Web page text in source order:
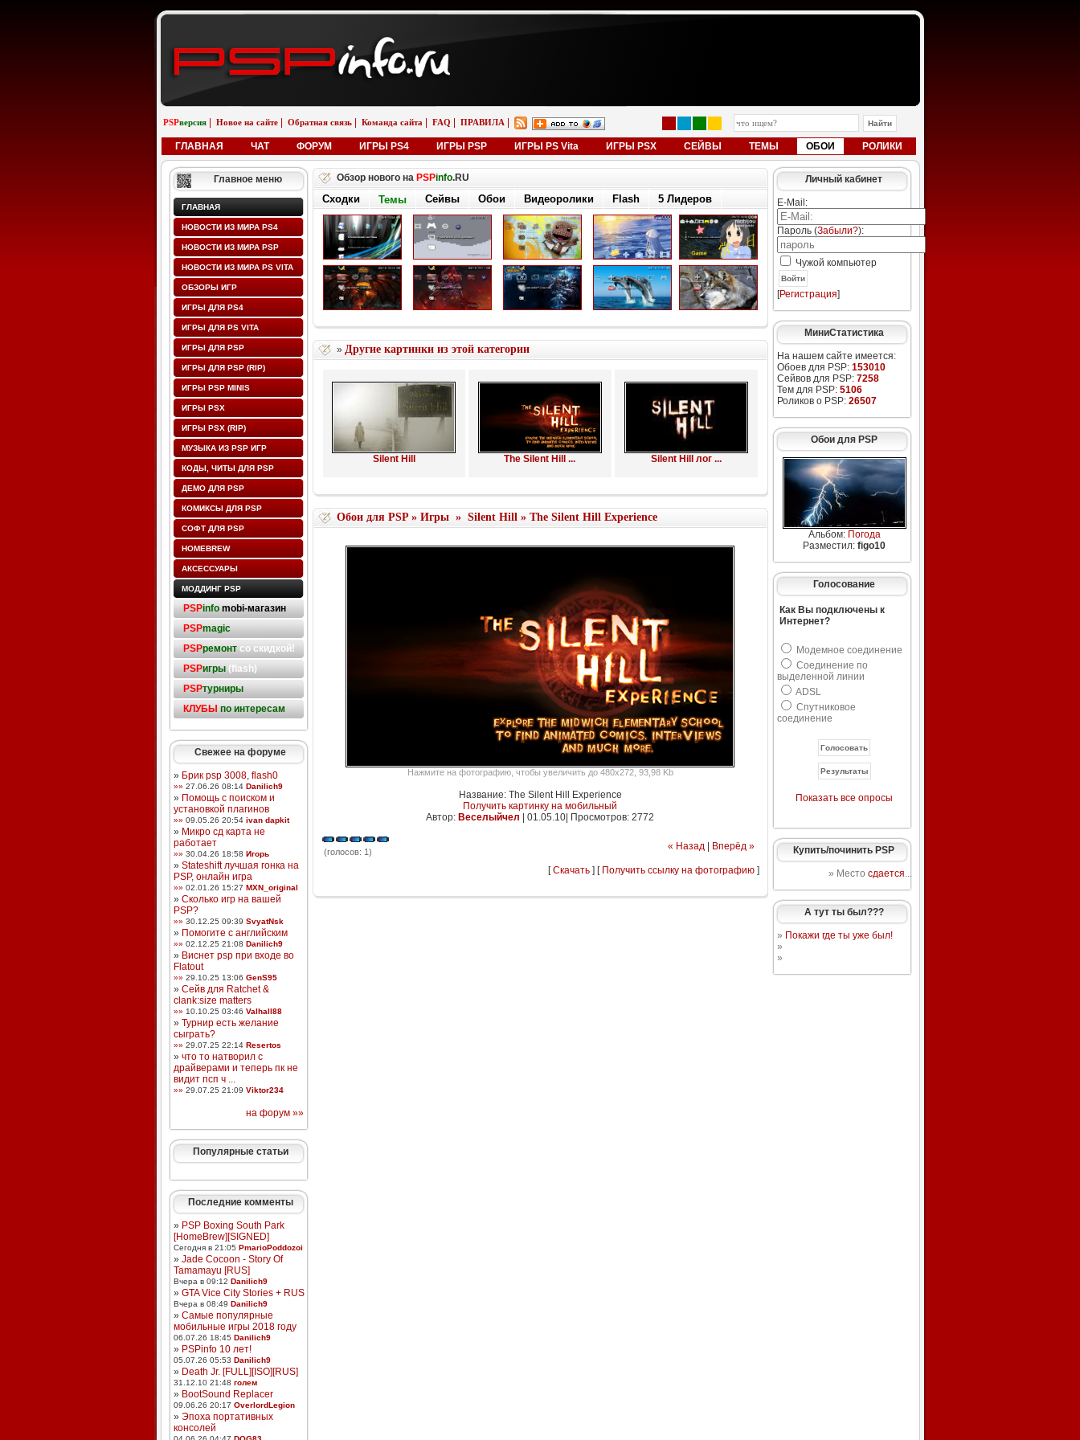
PSPверсия Новое на сайте Обратная связь Команда сайта FAQ ПРАВИЛА
ГЛАВНАЯ ЧАТ ФОРУМ ИГРЫ PS4 ИГРЫ PSP ИГРЫ PS Vita ИГРЫ PSX СЕЙВЫ ТЕМЫ ОБОИ РОЛИКИ
Главное меню
ГЛАВНАЯ
НОВОСТИ ИЗ МИРА PS4
НОВОСТИ ИЗ МИРА PSP
НОВОСТИ ИЗ МИРА PS VITA
ОБЗОРЫ ИГР
ИГРЫ ДЛЯ PS4
ИГРЫ ДЛЯ PS VITA
ИГРЫ ДЛЯ PSP
ИГРЫ ДЛЯ PSP (RIP)
ИГРЫ PSP MINIS
ИГРЫ PSX
ИГРЫ PSX (RIP)
МУЗЫКА ИЗ PSP ИГР
КОДЫ, ЧИТЫ ДЛЯ PSP
ДЕМО ДЛЯ PSP
КОМИКСЫ ДЛЯ PSP
СОФТ ДЛЯ PSP
HOMEBREW
АКСЕССУАРЫ
МОДДИНГ PSP
PSPinfo mobi-магазин
PSPmagic
PSPремонтсо скидкой!
PSPигры(flash)
PSPтурниры
КЛУБЫ по интересам
Свежее на форуме
» Брик psp 3008, flash0
»» 27.06.26 08:14 Danilich9
» Помощь с поиском и
установкой плагинов
»» 09.05.26 20:54 ivan dapkit
» Микро сд карта не
работает
»» 30.04.26 18:58 Игорь
» Stateshift лучшая гонка на
PSP, онлайн игра
»» 02.01.26 15:27 MXN_original
» Сколько игр на вашей
PSP?
»» 30.12.25 09:39 SvyatNsk
» Помогите с английским
»» 02.12.25 21:08 Danilich9
» Виснет psp при входе во
Flatout
»» 29.10.25 13:06 GenS95
» Сейв для Ratchet &
clank:size matters
»» 10.10.25 03:46 Valhall88
» Турнир есть желание
сыграть?
»» 29.07.25 22:14 Resertos
» что то натворил с
драйверами и теперь пк не
видит псп ч ...
»» 29.07.25 21:09 Viktor234
на форум »»
Популярные статьи
Последние комменты
» PSP Boxing South Park
[HomeBrew][SIGNED]
Сегодня в 21:05 PmarioPoddozoi
» Jade Cocoon - Story Of
Tamamayu [RUS]
Вчера в 09:12 Danilich9
» GTA Vice City Stories + RUS
Вчера в 08:49 Danilich9
» Самые популярные
мобильные игры 2018 году
06.07.26 18:45 Danilich9
» PSPinfo 10 лет!
05.07.26 05:53 Danilich9
» Death Jr. [FULL][ISO][RUS]
31.12.10 21:48 голем
» BootSound Replacer
09.06.26 20:17 OverlordLegion
» Эпоха портативных
консолей
Обзор нового на PSPinfo.RU
Сходки Темы Сейвы Обои Видеоролики Flash 5 Лидеров
» Другие картинки из этой категории
Silent Hill The Silent Hill ... Silent Hill лог ...
Обои для PSP» Игры» Silent Hill» The Silent Hill Experience
Нажмите на фотографию, чтобы увеличить до 480x272, 93,98 Kb
Название: The Silent Hill Experience
Получить картинку на мобильный
Автор: Веселыйчел 01.05.10| Просмотров: 2772
(голосов: 1) « Назад| Вперёд »
[Скачать] [ Получить ссылку на фотографию]
Личный кабинет
E-Mail:
Пароль (Забыли?):
Чужой компьютер
Войти
[Регистрация]
МиниСтатистика
На нашем сайте имеется:
Обоев для PSP: 153010
Сейвов для PSP: 7258
Тем для PSP: 5106
Роликов о PSP: 26507
Обои для PSP
Альбом: Погода
Разместил: figo10
Голосование
Как Вы подключены к
Интернет?
Модемное соединение
Соединение по
выделенной линии
ADSL
Спутниковое
соединение
Показать все опросы
Купить/починить PSP
» Место сдается...
А тут ты был???
» Покажи где ты уже был!
»
»